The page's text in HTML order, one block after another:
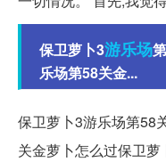
保卫萝卜3游乐场
乐场第58关金...
保卫萝卜3游乐场第58
关金萝卜怎么过保卫